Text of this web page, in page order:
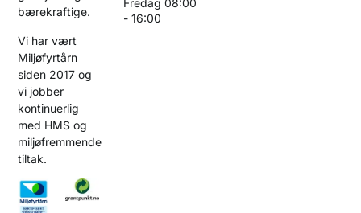
bærekraftige.
Vi har vært
Miljøfyrtårn
siden 2017 og
vi jobber
kontinuerlig
med HMS og
miljøfremmende
tiltak.
Fredag 08:00
- 16:00